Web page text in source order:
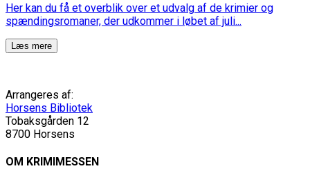
Her kan du få et overblik over et udvalg af de krimier og
spændingsromaner, der udkommer i løbet af juli...
Læs mere
Arrangeres af:
Horsens Bibliotek
Tobaksgården 12
8700 Horsens
OM KRIMIMESSEN